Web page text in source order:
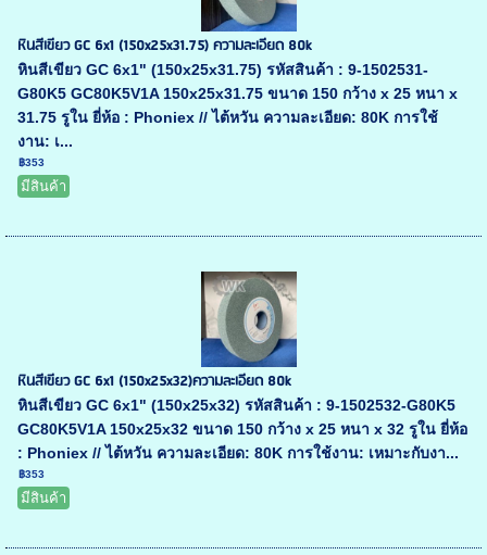
หินสีเขียว GC 6x1 (150x25x31.75) ความละเอียด 80k
หินสีเขียว GC 6x1" (150x25x31.75) รหัสสินค้า : 9-1502531-
G80K5 GC80K5V1A 150x25x31.75 ขนาด 150 กว้าง x 25 หนา x
31.75 รูใน ยี่ห้อ : Phoniex // ไต้หวัน ความละเอียด: 80K การใช้
งาน: เ...
฿353
มีสินค้า
หินสีเขียว GC 6x1 (150x25x32)ความละเอียด 80k
หินสีเขียว GC 6x1" (150x25x32) รหัสสินค้า : 9-1502532-G80K5
GC80K5V1A 150x25x32 ขนาด 150 กว้าง x 25 หนา x 32 รูใน ยี่ห้อ
: Phoniex // ไต้หวัน ความละเอียด: 80K การใช้งาน: เหมาะกับงา...
฿353
มีสินค้า